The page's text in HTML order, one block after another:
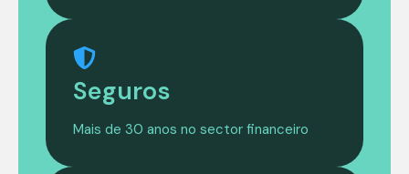
Seguros
Mais de 30 anos no sector financeiro